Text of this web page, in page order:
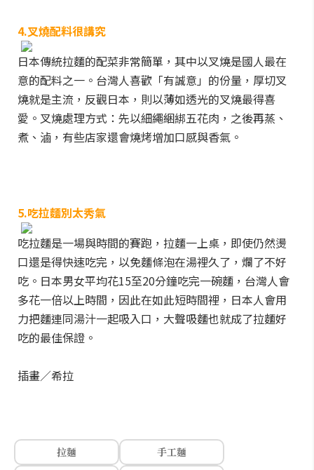
4.叉燒配料很講究
日本傳統拉麵的配菜非常簡單，其中以叉燒是國人最在
意的配料之一。台灣人喜歡「有誠意」的份量，厚切叉
燒就是主流，反觀日本，則以薄如透光的叉燒最得喜
愛。叉燒處理方式：先以細繩綑綁五花肉，之後再蒸、
煮、滷，有些店家還會燒烤增加口感與香氣。
5.吃拉麵別太秀氣
吃拉麵是一場與時間的賽跑，拉麵一上桌，即使仍然燙
口還是得快速吃完，以免麵條泡在湯裡久了，爛了不好
吃。日本男女平均花15至20分鐘吃完一碗麵，台灣人會
多花一倍以上時間，因此在如此短時間裡，日本人會用
力把麵連同湯汁一起吸入口，大聲吸麵也就成了拉麵好
吃的最佳保證。
插畫／希拉
拉麵
手工麵